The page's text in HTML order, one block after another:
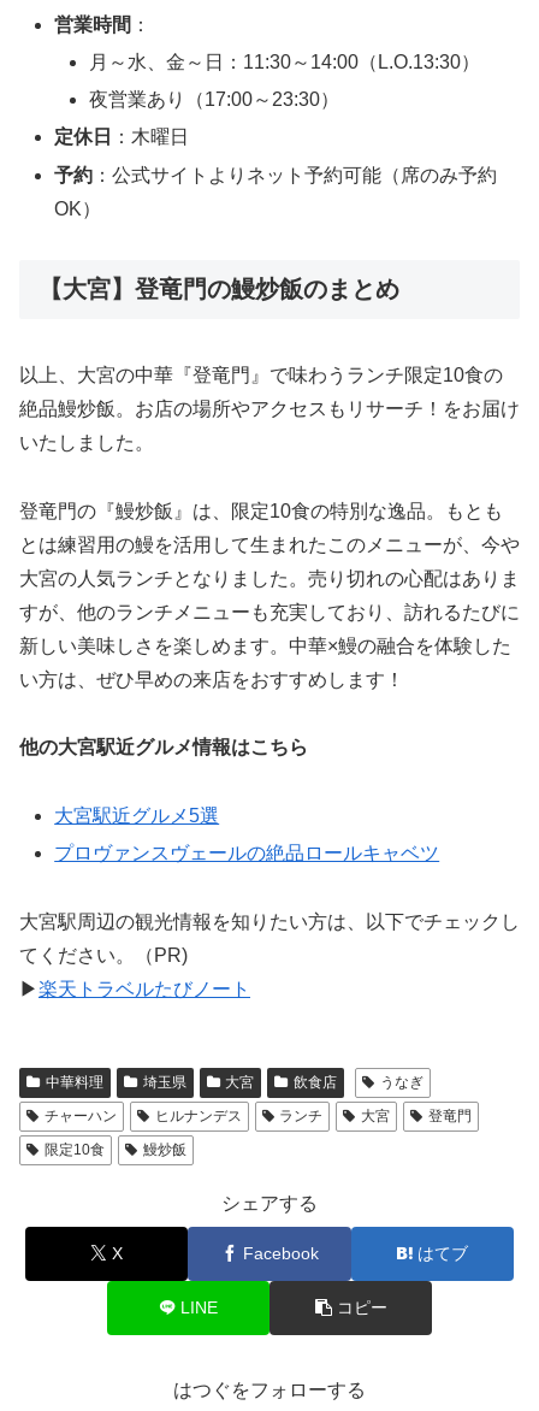
営業時間 ：
月～水、金～日：11:30～14:00（L.O.13:30）
夜営業あり（17:00～23:30）
定休日
：木曜日
予約 ：公式サイトよりネット予約可能（席のみ予約
OK）
【大宮】登竜門の鰻炒飯のまとめ
以上、大宮の中華『登竜門』で味わうランチ限定10食の
絶品鰻炒飯。お店の場所やアクセスもリサーチ！をお届け
いたしました。
登竜門の『鰻炒飯』は、限定10食の特別な逸品。もとも
とは練習用の鰻を活用して生まれたこのメニューが、今や
大宮の人気ランチとなりました。売り切れの心配はありま
すが、他のランチメニューも充実しており、訪れるたびに
新しい美味しさを楽しめます。中華×鰻の融合を体験した
い方は、ぜひ早めの来店をおすすめします！
他の大宮駅近グルメ情報はこちら
大宮駅近グルメ5選
プロヴァンスヴェールの絶品ロールキャベツ
大宮駅周辺の観光情報を知りたい方は、以下でチェックし
てください。（PR)
▶楽天トラベルたびノート
中華料理 埼玉県 大宮 飲食店
うなぎ
チャーハン
ヒルナンデス ランチ 大宮
登竜門
限定10食
鰻炒飯
シェアする
X Facebook はてブ
LINE コピー
はつぐをフォローする